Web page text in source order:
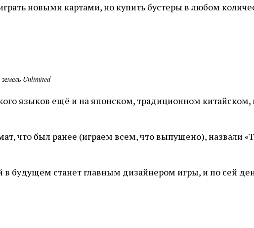
новыми картами, но купить бустеры в любом
Unlimited
языков ещё и на японском, традиционном
что был ранее (играем всем, что выпущено), назвали
будущем станет главным дизайнером игры, и по сей